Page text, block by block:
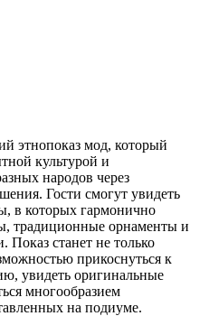
этнопоказ мод, который
культурой и
народов через
Гости смогут увидеть
в которых гармонично
традиционные орнаменты и
Показ станет не только
прикоснуться к
увидеть оригинальные
многообразием
на подиуме.